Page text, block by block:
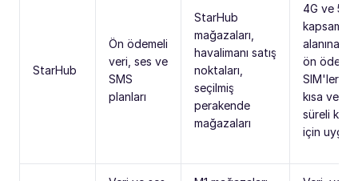
StarHub
Ön ödemeli
veri, ses ve
SMS
planları
StarHub
mağazaları,
havalimanı satış
noktaları,
seçilmiş
perakende
mağazaları
4G ve 5G
kapsama
alanına
ön
SIM'ler
kısa ve
süreli
için